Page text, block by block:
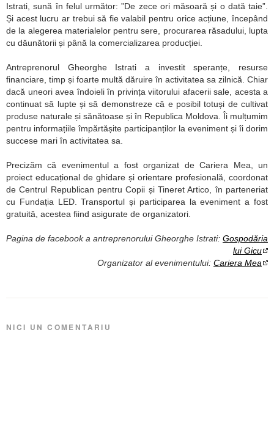
Istrati, sună în felul următor: ”De zece ori măsoară și o dată taie”.
Și acest lucru ar trebui să fie valabil pentru orice acțiune, începând
de la alegerea materialelor pentru sere, procurarea răsadului, lupta
cu dăunătorii și până la comercializarea producției.
Antreprenorul Gheorghe Istrati a investit speranțe, resurse
financiare, timp și foarte multă dăruire în activitatea sa zilnică. Chiar
dacă uneori avea îndoieli în privința viitorului afacerii sale, acesta a
continuat să lupte și să demonstreze că e posibil totuși de cultivat
produse naturale și sănătoase și în Republica Moldova. Îi mulțumim
pentru informațiile împărtășite participanților la eveniment și îi dorim
succese mari în activitatea sa.
Precizăm că evenimentul a fost organizat de Cariera Mea, un
proiect educațional de ghidare și orientare profesională, coordonat
de Centrul Republican pentru Copii și Tineret Artico, în parteneriat
cu Fundația LED. Transportul și participarea la eveniment a fost
gratuită, acestea fiind asigurate de organizatori.
Pagina de facebook a antreprenorului Gheorghe Istrati: Gospodăria
lui Gicu
Organizator al evenimentului: Cariera Mea
NICI UN COMENTARIU